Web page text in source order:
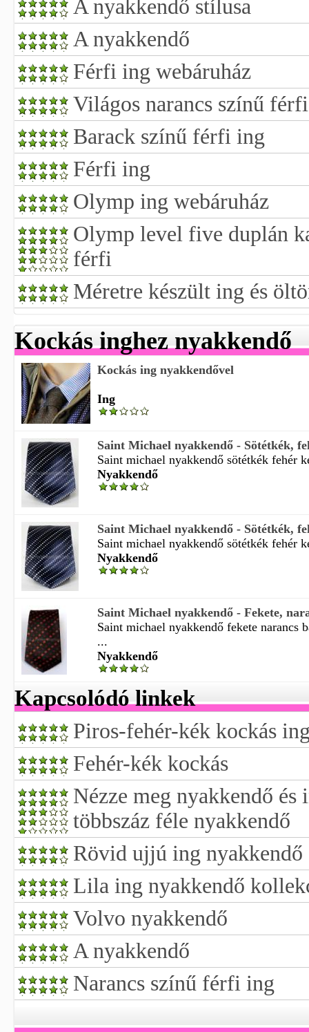
A nyakkendő stílusa
A nyakkendő
Férfi ing webáruház
Világos narancs színű
Barack színű férfi ing
Férfi ing
Olymp ing webáruház
Olymp level five duplán
férfi
Méretre készült ing és
Kockás inghez nyakkendő
Kockás ing nyakkendővel
Ing
Saint Michael nyakkendő - Sötétkék,
Saint michael nyakkendő sötétkék fehér
Nyakkendő
Saint Michael nyakkendő - Sötétkék,
Saint michael nyakkendő sötétkék fehér
Nyakkendő
Saint Michael nyakkendő - Fekete,
Saint michael nyakkendő fekete narancs
...
Nyakkendő
Kapcsolódó linkek
Piros-fehér-kék kockás
Fehér-kék kockás
Nézze meg nyakkendő
többszáz féle nyakkendő
Rövid ujjú ing nyakkendő
Lila ing nyakkendő
Volvo nyakkendő
A nyakkendő
Narancs színű férfi ing